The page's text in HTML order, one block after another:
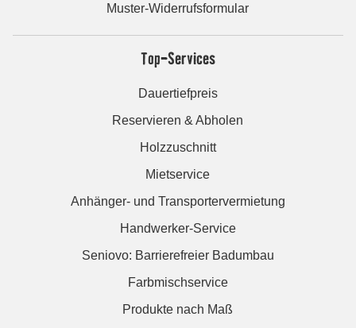
Muster-Widerrufsformular
Top-Services
Dauertiefpreis
Reservieren & Abholen
Holzzuschnitt
Mietservice
Anhänger- und Transportervermietung
Handwerker-Service
Seniovo: Barrierefreier Badumbau
Farbmischservice
Produkte nach Maß